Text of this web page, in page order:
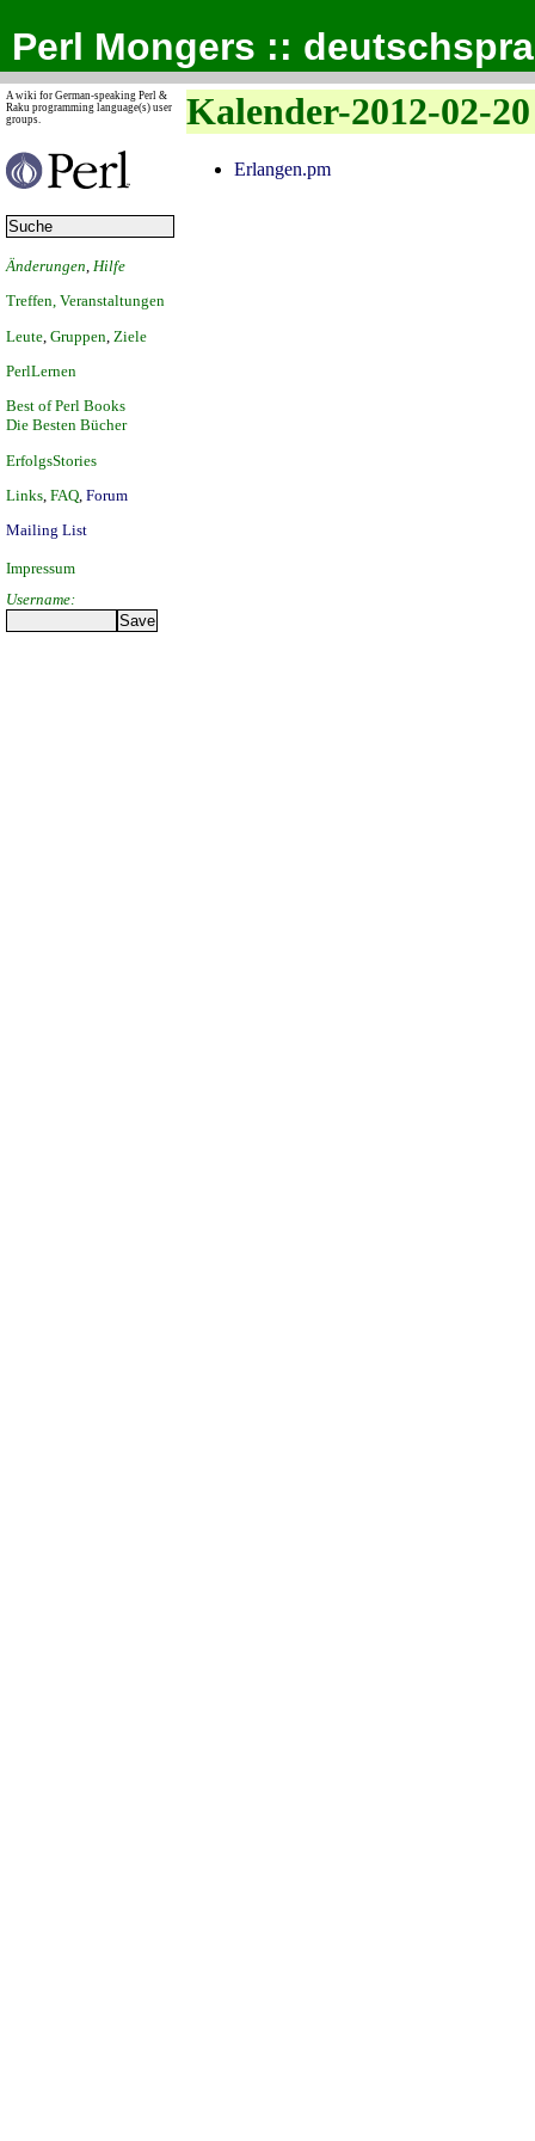
Perl Mongers ::
A wiki for German-speaking Perl &
Raku programming language(s) user
groups.
Änderungen Hilfe
Treffen, Veranstaltungen
Leute Gruppen Ziele
PerlLernen
Best of Perl Books
Die Besten Bücher
ErfolgsStories
Links FAQ Forum
Mailing List
Impressum
Kalender-2012-02-20
Erlangen.pm
Username: